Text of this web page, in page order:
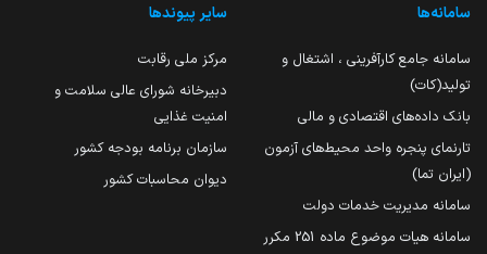
سامانه‌ها
سامانه جامع کارآفرینی ، اشتغال و
تولید(کات)
بانک داده‌های اقتصادی و مالی
تارنمای پنجره واحد محیط‌های آزمون
(ایران تما)
سامانه مدیریت خدمات دولت
سامانه هیات موضوع ماده 251 مکرر
سایر پیوندها
مرکز ملی رقابت
دبیرخانه شورای عالی سلامت و
امنیت غذایی
سازمان برنامه بودجه کشور
دیوان محاسبات کشور